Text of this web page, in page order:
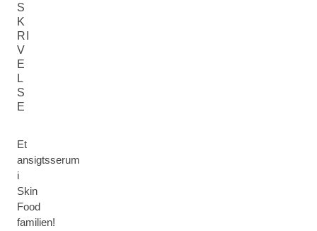
S
K
RI
V
E
L
S
E
Et
ansigtsserum
i
Skin
Food
familien!